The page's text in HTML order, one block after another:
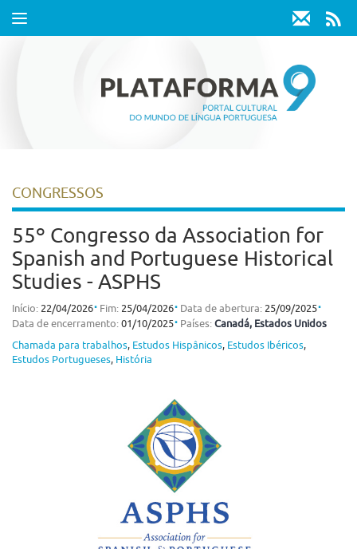
Toggle
CONGRESSOS
55º Congresso da Association for
Spanish and Portuguese Historical
Studies - ASPHS
Início: 22/04/2026⋅ Fim: 25/04/2026⋅ Data de abertura: 25/09/2025⋅
Data de encerramento: 01/10/2025⋅ Países: Canadá, Estados Unidos
Chamada para trabalhos, Estudos Hispânicos, Estudos Ibéricos,
Estudos Portugueses, História